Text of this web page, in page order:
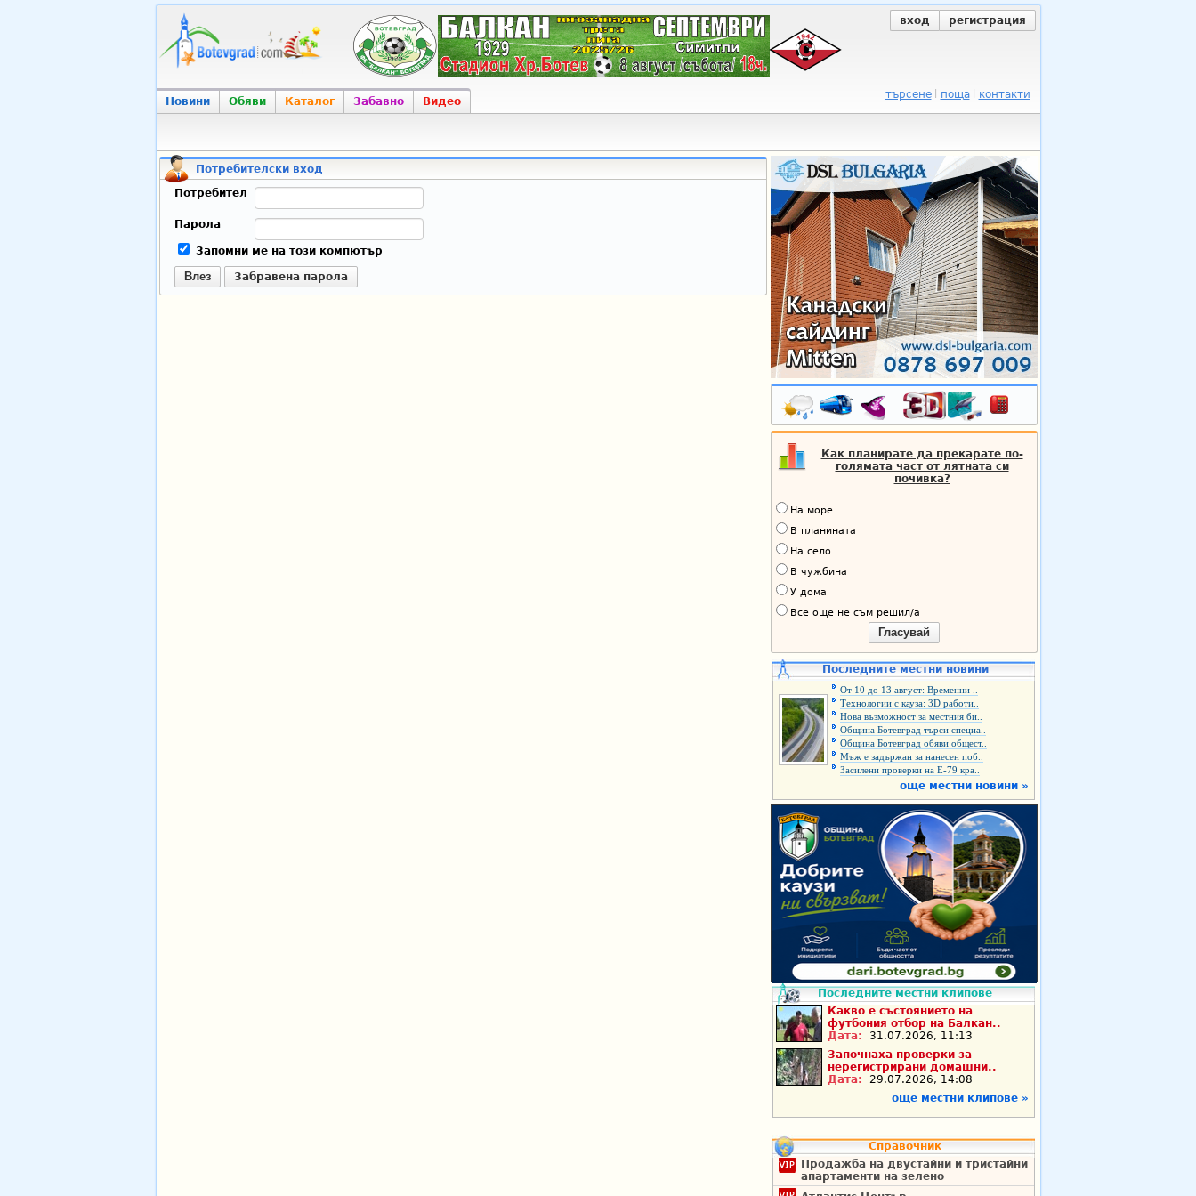
вход регистрация
Новини Обяви Каталог Забавно Видео
търсене поща контакти
Потребителски вход
Потребител
Парола
Запомни ме на този компютър
Влез Забравена парола
Как планирате да прекарате по-
голямата част от лятната си
почивка?
На море
В планината
На село
В чужбина
У дома
Все още не съм решил/а
Гласувай
Последните местни новини
От 10 до 13 август: Временни ..
Технологии с кауза: 3D работи..
Нова възможност за местния би..
Община Ботевград търси специа..
Община Ботевград обяви общест..
Мъж е задържан за нанесен поб..
Засилени проверки на Е-79 кра..
още местни новини »
Последните местни клипове
Какво е състоянието на
футбония отбор на Балкан..
Дата:
31.07.2026, 11:13
Започнаха проверки за
нерегистрирани домашни..
Дата:
29.07.2026, 14:08
още местни клипове »
Справочник
Продажба на двустайни и тристайни
апартаменти на зелено